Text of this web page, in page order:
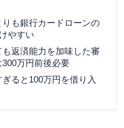
も銀行カードローンの
やすい
返済能力を加味した審
万円前後必要
ると100万円を借り入